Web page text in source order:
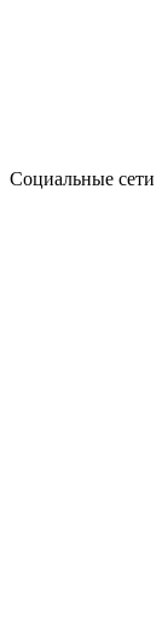
Социальные сети